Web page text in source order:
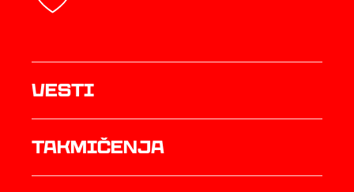
Vesti
Takmičenja